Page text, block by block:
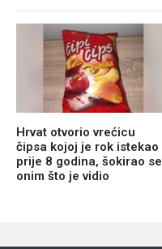
Hrvat otvorio vrećicu
čipsa kojoj je rok istekao
prije 8 godina, šokirao se
onim što je vidio